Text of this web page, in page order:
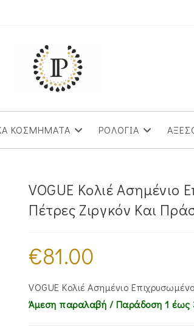
ΚΟΣΜΗΜΑΤΑ ΡΟΛΟΓΙΑ
VOGUE Κολιέ Ασημένιο
Πέτρες Ζιργκόν Και
€81.00
VOGUE Κολιέ Ασημένιο
Άμεση παραλαβή / Παράδoση 1 έως